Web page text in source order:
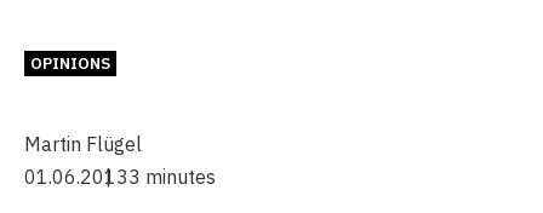
OPINIONS
Martin Flügel
01.06.20133 minutes